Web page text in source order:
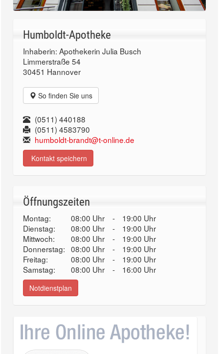
Humboldt-Apotheke
Inhaberin: Apothekerin Julia Busch
Limmerstraße 54
30451 Hannover
So finden Sie uns
(0511) 440188
(0511) 4583790
humboldt-brandt@t-online.de
Kontakt speichern
Öffnungszeiten
Montag: 08:00 Uhr -
19:00 Uhr
Dienstag:
08:00 Uhr -
19:00 Uhr
Mittwoch:
08:00 Uhr -
19:00 Uhr
Donnerstag: 08:00 Uhr -
19:00 Uhr
Freitag:
08:00 Uhr -
19:00 Uhr
Samstag:
08:00 Uhr - 16:00 Uhr
Notdienstplan